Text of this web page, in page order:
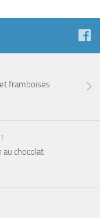
framboises
au chocolat